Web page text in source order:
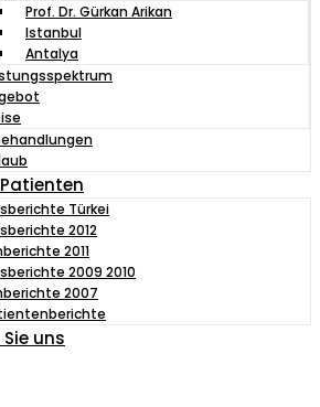
Prof. Dr. Gürkan Arikan
Istanbul
Antalya
Türkei
2012
2011
2009 2010
2007
uns